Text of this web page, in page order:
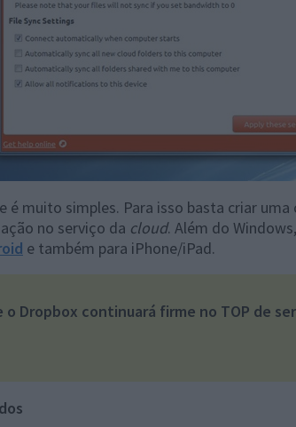
é muito simples. Para isso basta criar
no serviço da cloud. Além do
e também para iPhone/iPad.
o Dropbox continuará firme no TOP de